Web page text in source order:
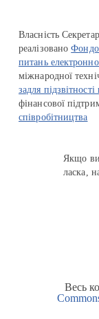
Власність
реалізовано
питань
міжнародної
задля
фінансової
співробітництва
Якщо ви
ласка,
Весь